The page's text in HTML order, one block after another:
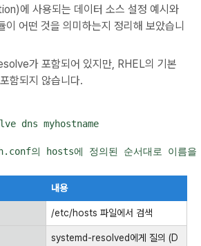
에 사용되는 데이터 소스 설정 예시와
이 어떤 것을 의미하는지 정리해 보았습니
가 포함되어 있지만, RHEL의 기본
함되지 않습니다.
dns myhostname
의 hosts에 정의된 순서대로 이름
내용
/etc/hosts 파일에서 검색
systemd-resolved에게 질의 (D